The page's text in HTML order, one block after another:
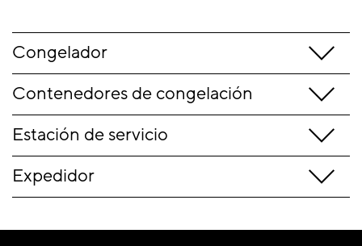
Congelador
Contenedores de congelación
Estación de servicio
Expedidor